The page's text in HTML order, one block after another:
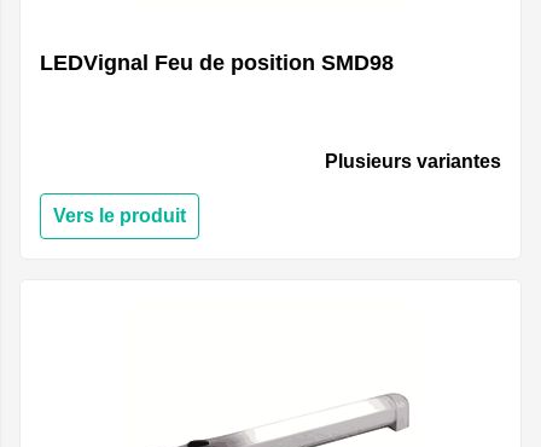
LEDVignal Feu de position SMD98
Plusieurs variantes
Vers le produit